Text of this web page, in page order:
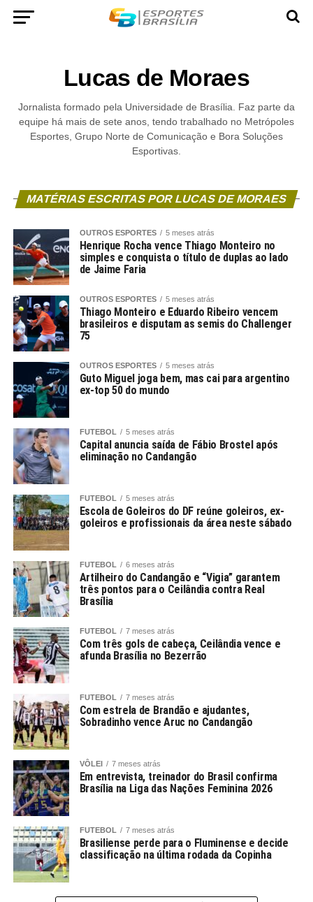
Lucas de Moraes
Jornalista formado pela Universidade de Brasília. Faz parte da
equipe há mais de sete anos, tendo trabalhado no Metrópoles
Esportes, Grupo Norte de Comunicação e Bora Soluções
Esportivas.
MATÉRIAS ESCRITAS POR LUCAS DE MORAES
OUTROS ESPORTES 5 meses atrás
Henrique Rocha vence Thiago Monteiro no
simples e conquista o título de duplas ao lado
de Jaime Faria
OUTROS ESPORTES 5 meses atrás
Thiago Monteiro e Eduardo Ribeiro vencem
brasileiros e disputam as semis do Challenger
75
OUTROS ESPORTES 5 meses atrás
Guto Miguel joga bem, mas cai para argentino
ex-top 50 do mundo
FUTEBOL 5 meses atrás
Capital anuncia saída de Fábio Brostel após
eliminação no Candangão
FUTEBOL 5 meses atrás
Escola de Goleiros do DF reúne goleiros, ex-
goleiros e profissionais da área neste sábado
FUTEBOL 6 meses atrás
Artilheiro do Candangão e “Vigia” garantem
três pontos para o Ceilândia contra Real
Brasília
FUTEBOL 7 meses atrás
Com três gols de cabeça, Ceilândia vence e
afunda Brasília no Bezerrão
FUTEBOL 7 meses atrás
Com estrela de Brandão e ajudantes,
Sobradinho vence Aruc no Candangão
VÔLEI 7 meses atrás
Em entrevista, treinador do Brasil confirma
Brasília na Liga das Nações Feminina 2026
FUTEBOL 7 meses atrás
Brasiliense perde para o Fluminense e decide
classificação na última rodada da Copinha